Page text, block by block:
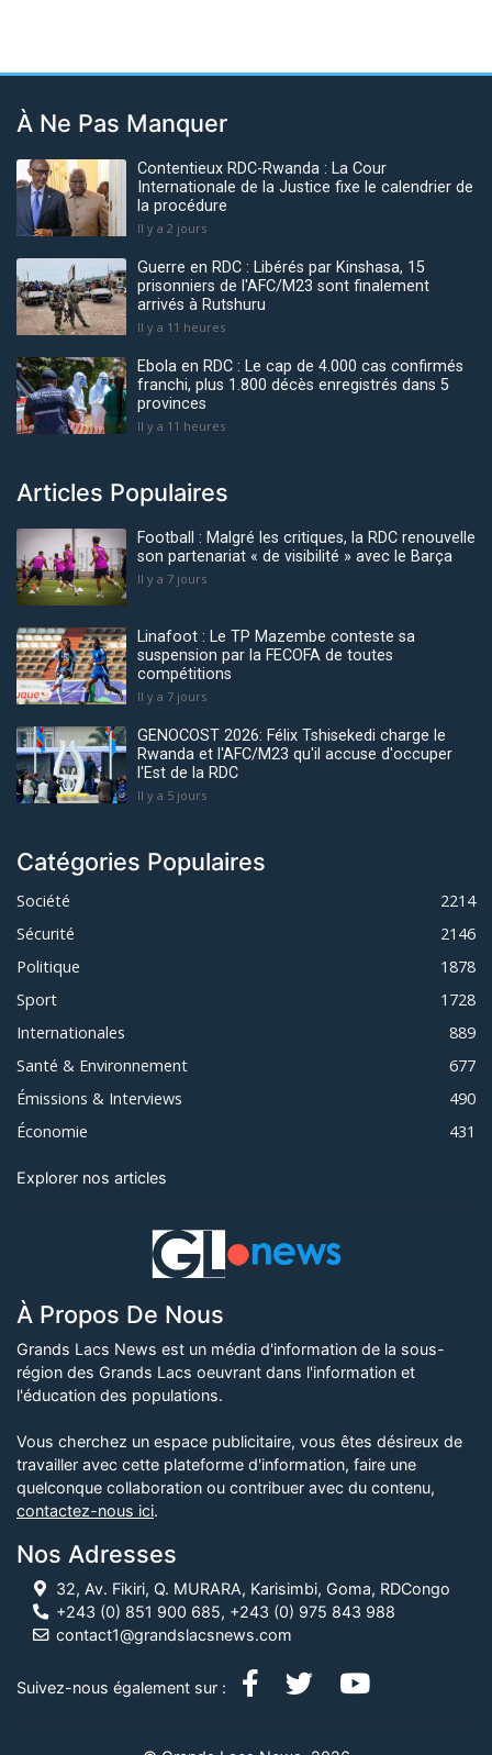
À Ne Pas Manquer
Contentieux RDC-Rwanda : La Cour
Internationale de la Justice fixe le calendrier de
la procédure
Il y a 2 jours
Guerre en RDC : Libérés par Kinshasa, 15
prisonniers de l'AFC/M23 sont finalement
arrivés à Rutshuru
Il y a 11 heures
Ebola en RDC : Le cap de 4.000 cas confirmés
franchi, plus 1.800 décès enregistrés dans 5
provinces
Il y a 11 heures
Articles Populaires
Football : Malgré les critiques, la RDC renouvelle
son partenariat « de visibilité » avec le Barça
Il y a 7 jours
Linafoot : Le TP Mazembe conteste sa
suspension par la FECOFA de toutes
compétitions
Il y a 7 jours
GENOCOST 2026: Félix Tshisekedi charge le
Rwanda et l'AFC/M23 qu'il accuse d'occuper
l'Est de la RDC
Il y a 5 jours
Catégories Populaires
Société
2214
Sécurité
2146
Politique
1878
Sport
1728
Internationales
889
Santé & Environnement
677
Émissions & Interviews
490
Économie
431
Explorer nos articles
À Propos De Nous
Grands Lacs News est un média d'information de la sous-
région des Grands Lacs oeuvrant dans l'information et
l'éducation des populations.
Vous cherchez un espace publicitaire, vous êtes désireux de
travailler avec cette plateforme d'information, faire une
quelconque collaboration ou contribuer avec du contenu,
contactez-nous ici.
Nos Adresses
32, Av. Fikiri, Q. MURARA, Karisimbi, Goma, RDCongo
+243 (0) 851 900 685, +243 (0) 975 843 988
contact1@grandslacsnews.com
Suivez-nous également sur :